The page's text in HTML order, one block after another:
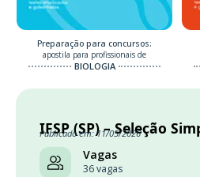
Preparação para concursos:
apostila para profissionais de
BIOLOGIA
IFSP (SP) – Seleção
Publicado em: 11/05/2026
Vagas
36 vagas